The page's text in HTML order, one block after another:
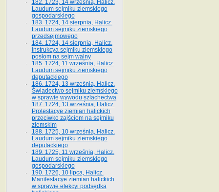
182. 1723, 14 września, Halicz.
Laudum sejmiku ziemskiego
gospodarskiego
183. 1724, 14 sierpnia, Halicz.
Laudum sejmiku ziemskiego
przedsejmowego
184. 1724, 14 sierpnia, Halicz.
Instrukcya sejmiku ziemskiego
posłom na sejm walny
185. 1724, 11 września, Halicz.
Laudum sejmiku ziemskiego
deputackiego
186. 1724, 13 września, Halicz.
Świadectwo sejmiku ziemskiego
w sprawie wywodu szlachectwa
187. 1724, 13 września, Halicz.
Protestacye ziemian halickich
przeciwko zajściom na sejmiku
ziemskim
188. 1725, 10 września, Halicz.
Laudum sejmiku ziemskiego
deputackiego
189. 1725, 11 września, Halicz.
Laudum sejmiku ziemskiego
gospodarskiego
190. 1726, 10 lipca, Halicz.
Manifestacye ziemian halickich
w sprawie elekcyi podsędka